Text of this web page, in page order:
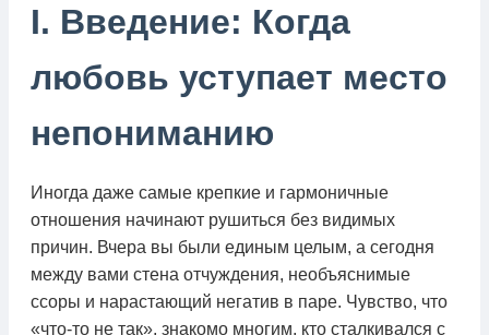
I. Введение: Когда
любовь уступает место
непониманию
Иногда даже самые крепкие и гармоничные
отношения начинают рушиться без видимых
причин. Вчера вы были единым целым, а сегодня
между вами стена отчуждения, необъяснимые
ссоры и нарастающий негатив в паре. Чувство, что
«что-то не так», знакомо многим, кто сталкивался с